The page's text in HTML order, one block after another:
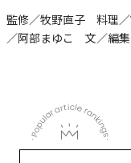
監修／牧野直子 料理
／阿部まゆこ 文／編